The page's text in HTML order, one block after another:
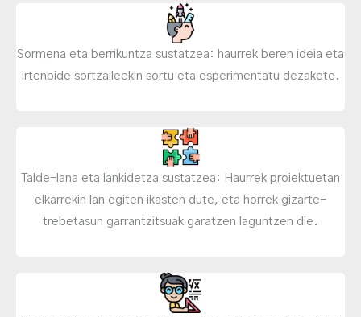
Sormena eta berrikuntza sustatzea: haurrek beren ideia eta
irtenbide sortzaileekin sortu eta esperimentatu dezakete.
Talde-lana eta lankidetza sustatzea: Haurrek proiektuetan
elkarrekin lan egiten ikasten dute, eta horrek gizarte-
trebetasun garrantzitsuak garatzen laguntzen die.